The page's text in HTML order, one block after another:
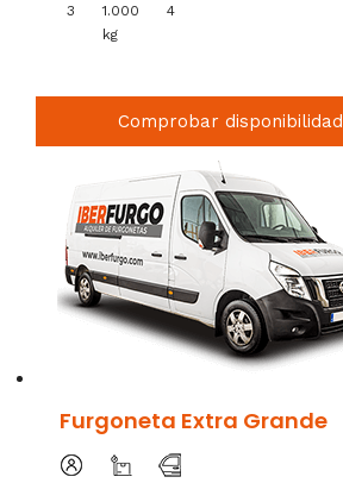
3
1.000
kg
4
Comprobar disponibilidad
Furgoneta Extra Grande